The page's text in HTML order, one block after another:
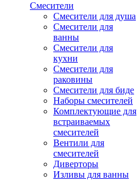
Смесители
Смесители для душа
Смесители для
ванны
Смесители для
кухни
Смесители для
раковины
Смесители для биде
Наборы смесителей
Комплектующие для
встраиваемых
смесителей
Вентили для
смесителей
Диверторы
Изливы для ванны